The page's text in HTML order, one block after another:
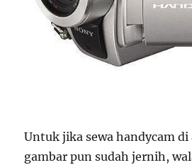
Untuk jika sewa handycam
gambar pun sudah jernih,